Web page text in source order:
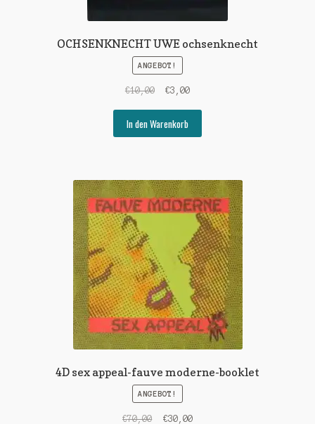
OCHSENKNECHT UWE ochsenknecht
ANGEBOT!
€10,00
Ursprünglicher
war:
€10,00
€3,00Aktueller
€3,00.
In den Warenkorb
4D sex appeal-fauve moderne-booklet
ANGEBOT!
€70,00
Ursprünglicher
€30,00Aktueller